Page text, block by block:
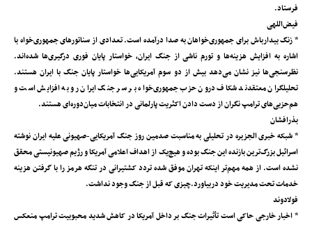
فرستاد.
فیض‌اللهی
* زنگ بیدارباش برای جمهوری‌خواهان به صدا در‌آمده است. تعدادی از سناتورهای جمهوری‌خواه با
اشاره به افزایش هزینه‌ها و تورم ناشی از جنگ ایران، خواستار پایان فوری درگیری‌ها شده‌اند.
نظرسنجی‌ها نیز نشان می‌دهد بیش از دو سوم آمریکایی‌ها خواستار پایان جنگ با ایران هستند.
تحلیلگران معتقدند شکاف درون حزب جمهوری‌خواه بر سر جنگ ایران رو به افزایش است و
هم‌حزبی‌های ترامپ نگران از دست دادن اکثریت پارلمانی در انتخابات میان‌دوره‌ای هستند.
بذرافشان
* شبکه خبری الجزیره در تحلیلی به مناسبت صدمین روز جنگ آمریکایی-صهیونی علیه ایران نوشته
اسرائیل بزرگ‌ترین بازنده این جنگ بوده و هیچ‌یک از اهداف اعلامی آمریکا و رژیم صهیونیستی محقق
نشده است. از همه مهم‌تر اینکه تهران موفق شده تردد کشتیرانی در تنگه هرمز را با گرفتن هزینه
خدمات تحت مدیریت خود دربیاورد.چیزی که قبل از جنگ وجود نداشت.
فولادوند
* اخبار خارجی حاکی است تأثیرات جنگ بر داخل آمریکا در کاهش شدید محبوبیت ترامپ منعکس